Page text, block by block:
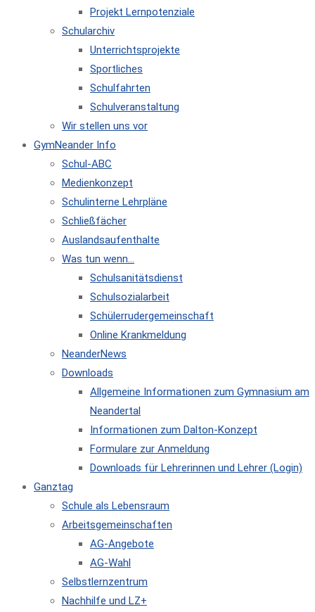
Projekt Lernpotenziale
Schularchiv
Unterrichtsprojekte
Sportliches
Schulfahrten
Schulveranstaltung
Wir stellen uns vor
GymNeander Info
Schul-ABC
Medienkonzept
Schulinterne Lehrpläne
Schließfächer
Auslandsaufenthalte
Was tun wenn…
Schulsanitätsdienst
Schulsozialarbeit
Schülerrudergemeinschaft
Online Krankmeldung
NeanderNews
Downloads
Allgemeine Informationen zum Gymnasium am
Neandertal
Informationen zum Dalton-Konzept
Formulare zur Anmeldung
Downloads für Lehrerinnen und Lehrer (Login)
Ganztag
Schule als Lebensraum
Arbeitsgemeinschaften
AG-Angebote
AG-Wahl
Selbstlernzentrum
Nachhilfe und LZ+